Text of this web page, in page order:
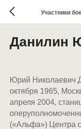
Участники
Данилин
Юрий Николаевич
октября 1965,
апреля 2004,
(«Альфа») Центра